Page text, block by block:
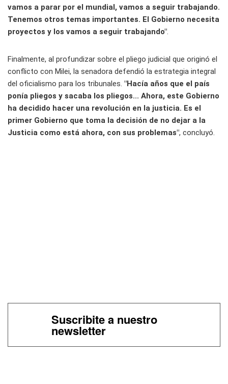
vamos a parar por el mundial, vamos a seguir trabajando.
Tenemos otros temas importantes. El Gobierno necesita
proyectos y los vamos a seguir trabajando".
Finalmente, al profundizar sobre el pliego judicial que originó el
conflicto con Milei, la senadora defendió la estrategia integral
del oficialismo para los tribunales. "Hacía años que el país
ponía pliegos y sacaba los pliegos... Ahora, este Gobierno
ha decidido hacer una revolución en la justicia. Es el
primer Gobierno que toma la decisión de no dejar a la
Justicia como está ahora, con sus problemas", concluyó.
Suscribite a nuestro
newsletter